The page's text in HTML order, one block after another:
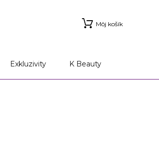
Môj košík
Exkluzivity K Beauty